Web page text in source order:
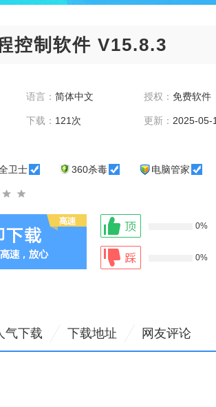
控制软件 V15.8.3
语言： 简体中文 授权：免费软件
下载： 121次 更新： 2025-05-
卫士 360杀毒 电脑管家
0%
0%
气下载 下载地址 网友评论